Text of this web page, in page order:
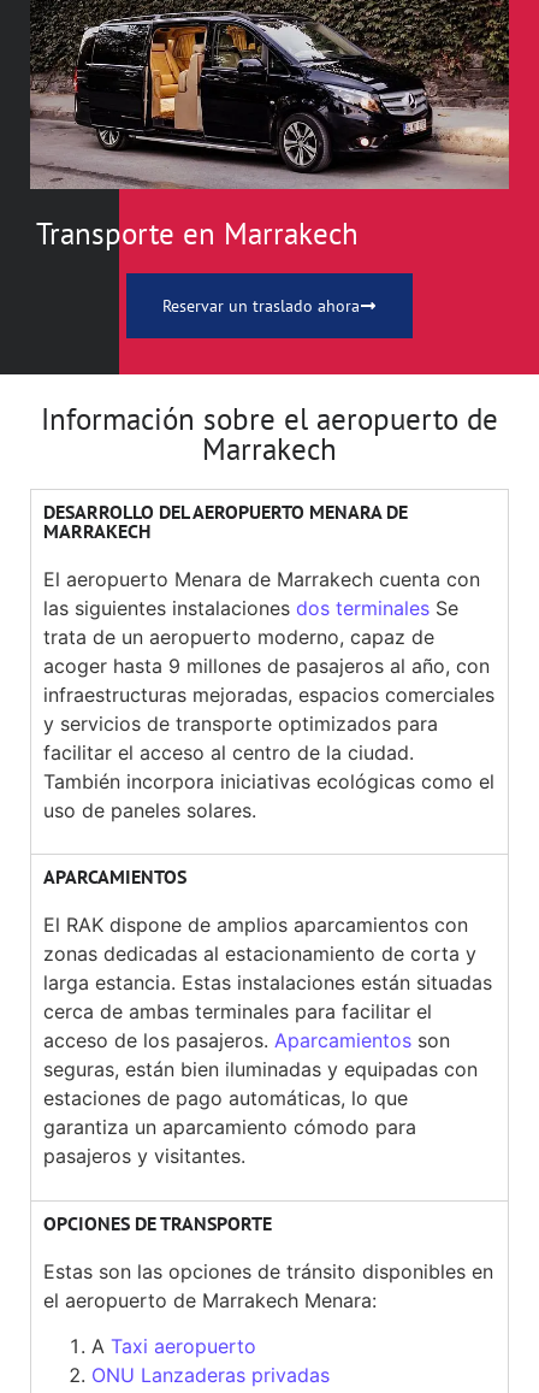
Transporte en Marrakech
Reservar un traslado ahora
Información sobre el aeropuerto de
Marrakech
DESARROLLO DEL AEROPUERTO MENARA DE
MARRAKECH
El aeropuerto Menara de Marrakech cuenta con
las siguientes instalaciones dos terminales Se
trata de un aeropuerto moderno, capaz de
acoger hasta 9 millones de pasajeros al año, con
infraestructuras mejoradas, espacios comerciales
y servicios de transporte optimizados para
facilitar el acceso al centro de la ciudad.
También incorpora iniciativas ecológicas como el
uso de paneles solares.
APARCAMIENTOS
El RAK dispone de amplios aparcamientos con
zonas dedicadas al estacionamiento de corta y
larga estancia. Estas instalaciones están situadas
cerca de ambas terminales para facilitar el
acceso de los pasajeros. Aparcamientos son
seguras, están bien iluminadas y equipadas con
estaciones de pago automáticas, lo que
garantiza un aparcamiento cómodo para
pasajeros y visitantes.
OPCIONES DE TRANSPORTE
Estas son las opciones de tránsito disponibles en
el aeropuerto de Marrakech Menara:
A Taxi aeropuerto
ONU Lanzaderas privadas